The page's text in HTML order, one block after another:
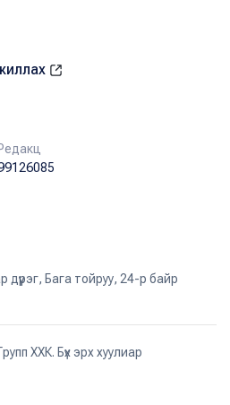
Редакц
Бага тойруу, 24-р байр
ХХК. Бүх эрх хуулиар